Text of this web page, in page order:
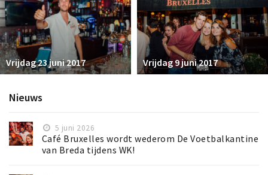
Vrijdag 23 juni 2017 Vrijdag 9 juni 2017
Nieuws
5 juni 2026
Café Bruxelles wordt wederom De Voetbalkantine
van Breda tijdens WK!